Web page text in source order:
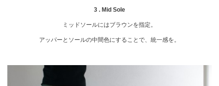
3 . Mid Sole
ミッドソールにはブラウンを指定。
アッパーとソールの中間色にすることで、統一感を。